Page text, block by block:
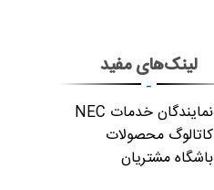
لینک‌های مفید
-
نمایندگان خدمات NEC
کاتالوگ محصولات
باشگاه مشتریان